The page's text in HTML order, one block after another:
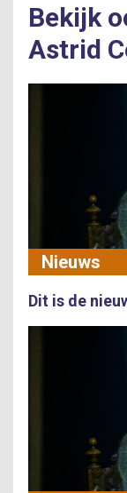
Bekijk
Astrid
Nieuws
Dit is de